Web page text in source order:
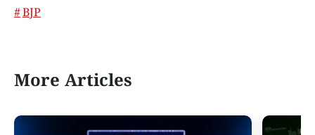
BJP
More Articles